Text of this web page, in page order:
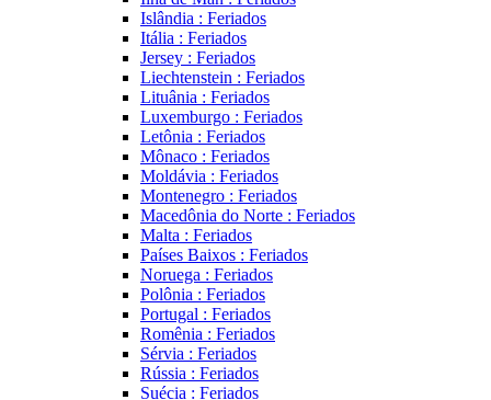
Islândia : Feriados
Itália : Feriados
Jersey : Feriados
Liechtenstein : Feriados
Lituânia : Feriados
Luxemburgo : Feriados
Letônia : Feriados
Mônaco : Feriados
Moldávia : Feriados
Montenegro : Feriados
Macedônia do Norte : Feriados
Malta : Feriados
Países Baixos : Feriados
Noruega : Feriados
Polônia : Feriados
Portugal : Feriados
Romênia : Feriados
Sérvia : Feriados
Rússia : Feriados
Suécia : Feriados